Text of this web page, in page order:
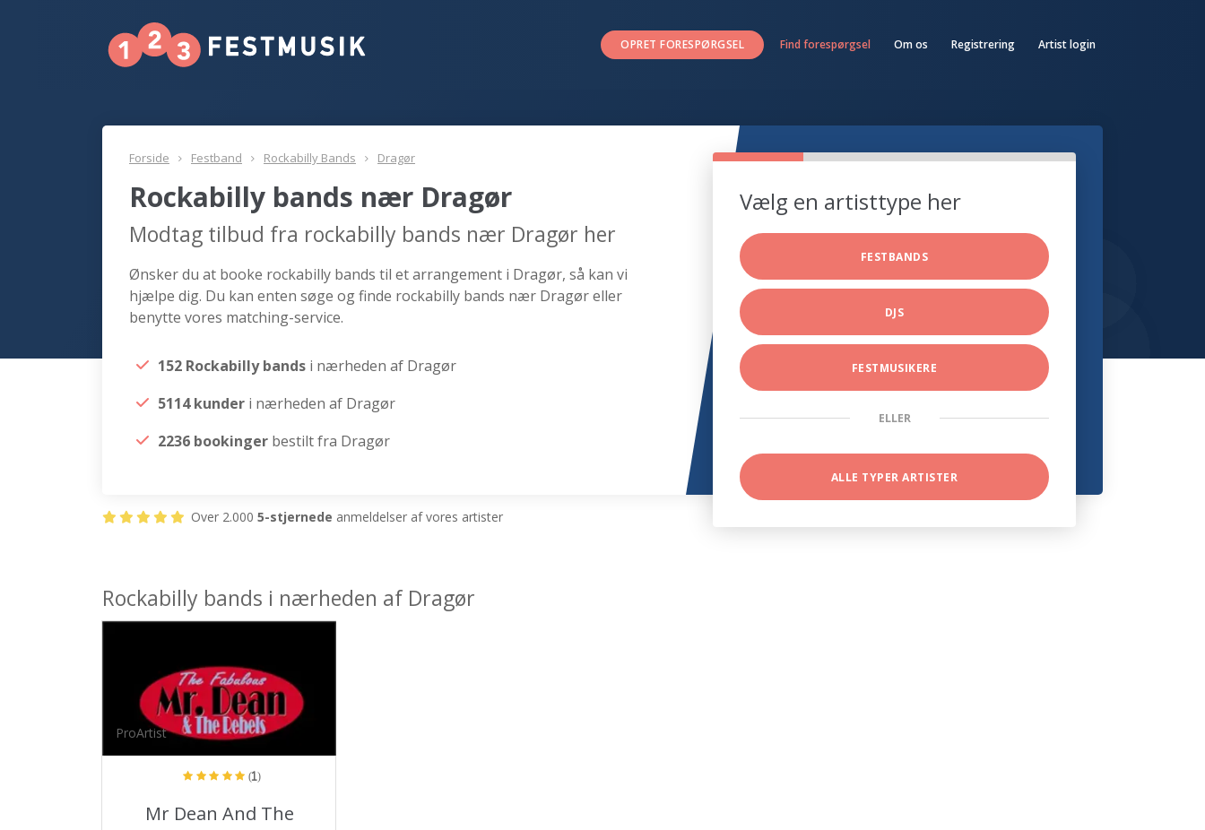
OPRET FORESPØRGSEL Find forespørgsel Om os Registrering Artist login
Forside Festband Rockabilly Bands Dragør
Rockabilly bands nær Dragør
Modtag tilbud fra rockabilly bands nær Dragør her
Ønsker du at booke rockabilly bands til et arrangement i Dragør, så kan vi
hjælpe dig. Du kan enten søge og finde rockabilly bands nær Dragør eller
benytte vores matching-service.
152 Rockabilly bands i nærheden af Dragør
5114 kunder i nærheden af Dragør
2236 bookinger bestilt fra Dragør
Vælg en artisttype her
FESTBANDS
DJS
FESTMUSIKERE
ELLER
ALLE TYPER ARTISTER
Over 2.000 5-stjernede anmeldelser af vores artister
Rockabilly bands i nærheden af Dragør
ProArtist
(1)
Mr Dean And The